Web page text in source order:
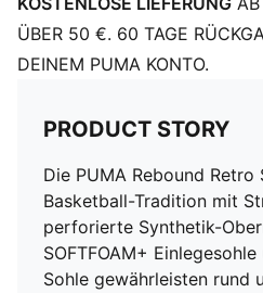
ÜBER 50 €. 60 TAGE
DEINEM PUMA KONTO.
PRODUCT STORY
Die PUMA Rebound Retro
Basketball-Tradition mit
perforierte Synthetik-
SOFTFOAM+
Sohle gewährleisten rund